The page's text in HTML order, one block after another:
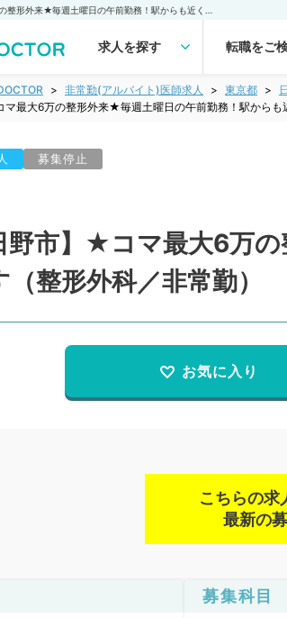
求人を探す 転職をご
非常勤(アルバイト)医師求人 東京都
マ最大6万の整形外来★毎週土曜日の午前勤務！駅からも
募集停止
野市】★コマ最大6万
整形外科／非常勤）
お気に入り
こちらの求
最新の
募集科目